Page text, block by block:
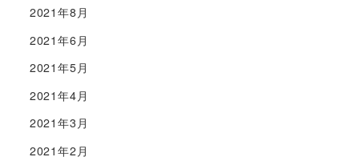
2021年8月
2021年6月
2021年5月
2021年4月
2021年3月
2021年2月